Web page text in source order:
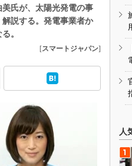
BEMS
キーワード解説
氏が、太陽光発電の事
説する。発電事業者か
。
[スマートジャパン]
人